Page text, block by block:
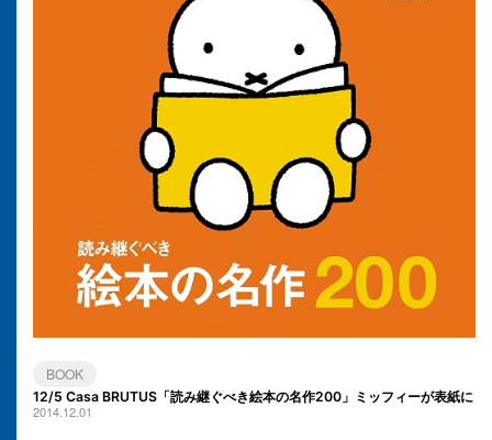
BOOK
12/5 Casa BRUTUS「読み継ぐべき絵本の名作200」ミッフィーが表紙に
2014.12.01